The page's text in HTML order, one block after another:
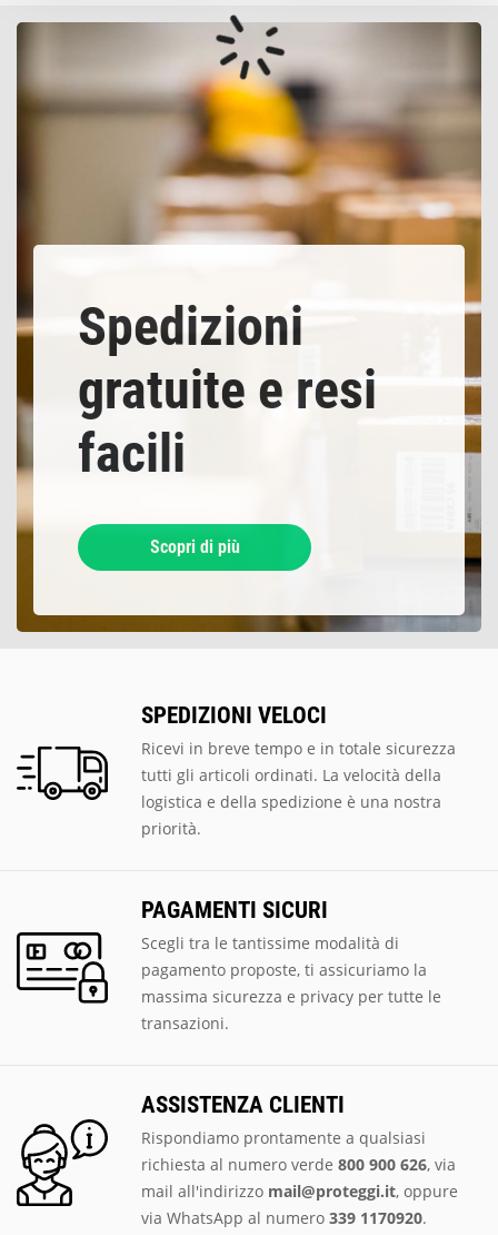
Spedizioni
gratuite e resi
facili
Scopri di più
SPEDIZIONI VELOCI
Ricevi in breve tempo e in totale sicurezza
tutti gli articoli ordinati. La velocità della
logistica e della spedizione è una nostra
priorità.
PAGAMENTI SICURI
Scegli tra le tantissime modalità di
pagamento proposte, ti assicuriamo la
massima sicurezza e privacy per tutte le
transazioni.
ASSISTENZA CLIENTI
Rispondiamo prontamente a qualsiasi
richiesta al numero verde 800 900 626, via
mail all'indirizzo mail@proteggi.it, oppure
via WhatsApp al numero 339 1170920.